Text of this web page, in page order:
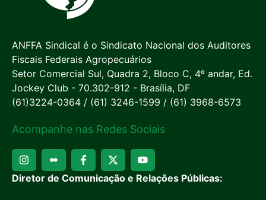
ANFFA Sindical é o Sindicato Nacional dos Auditores
Fiscais Federais Agropecuários
Setor Comercial Sul, Quadra 2, Bloco C, 4º andar, Ed.
Jockey Club - 70.302-912 - Brasília, DF
(61)3224-0364 / (61) 3246-1599 / (61) 3968-6573
Acompanhe nas Redes Sociais
Diretor de Comunicação e Relações Públicas: